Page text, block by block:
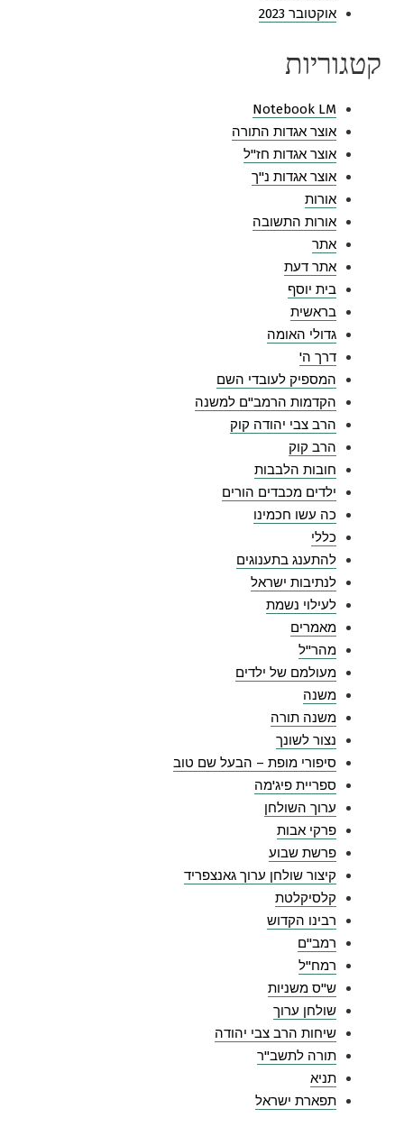
אוקטובר 2023
קטגוריות
Notebook LM
אוצר אגדות התורה
אוצר אגדות חז"ל
אוצר אגדות נ"ך
אורות
אורות התשובה
אתר
אתר דעת
בית יוסף
בראשית
גדולי האומה
דרך ה'
המספיק לעובדי השם
הקדמות הרמב"ם למשנה
הרב צבי יהודה קוק
הרב קוק
חובות הלבבות
ילדים מכבדים הורים
כה עשו חכמינו
כללי
להתענג בתענוגים
לנתיבות ישראל
לעילוי נשמת
מאמרים
מהר"ל
מעולמם של ילדים
משנה
משנה תורה
נצור לשונך
סיפורי מופת – הבעל שם טוב
ספריית פיג'מה
ערוך השולחן
פרקי אבות
פרשת שבוע
קיצור שולחן ערוך גאנצפריד
קלסיקלטת
רבינו הקדוש
רמב"ם
רמח"ל
ש"ס משניות
שולחן ערוך
שיחות הרב צבי יהודה
תורה לתשב"ר
תניא
תפארת ישראל